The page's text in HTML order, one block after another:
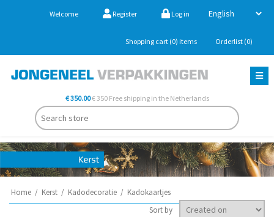
Welcome Register Log in
Shopping cart (0) items Orderlist (0)
€ 350.00€ 350 Free shipping in the Netherlands
Home / Kerst / Kadodecoratie / Kadokaartjes
Sort by